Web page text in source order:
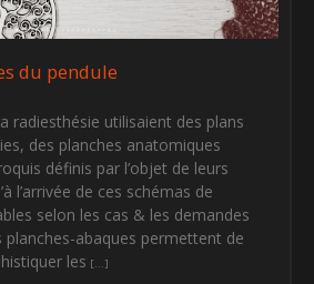
du pendule
radiesthésie utilisaient des plans
des planches anatomiques
définis par l’objet de leurs
l’arrivée de ces schémas de
selon les cas & les demandes
planches-abaques permettent de
les